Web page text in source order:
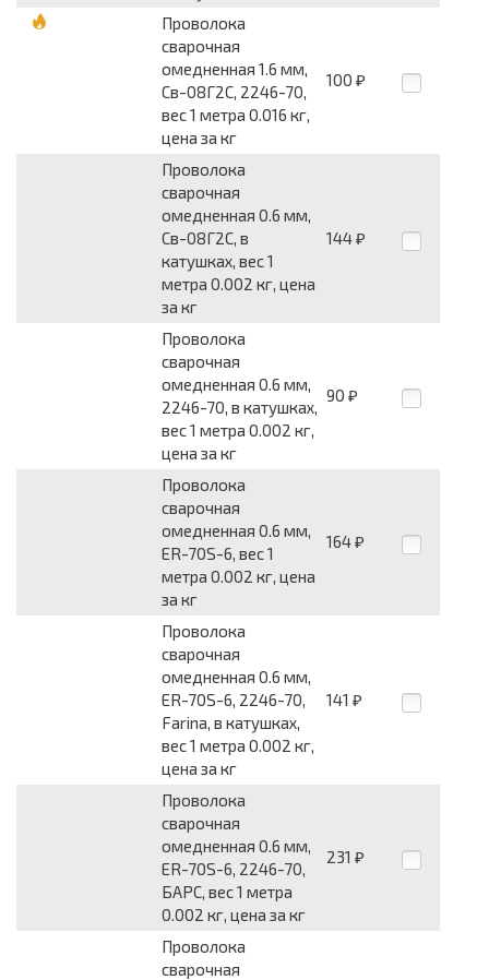
Проволока
сварочная
омедненная 1.6 мм,
Св-08Г2С, 2246-70,
вес 1 метра 0.016 кг,
цена за кг
100 ₽
Проволока
сварочная
омедненная 0.6 мм,
Св-08Г2С, в
катушках, вес 1
метра 0.002 кг, цена
за кг
144 ₽
Проволока
сварочная
омедненная 0.6 мм,
2246-70, в катушках,
вес 1 метра 0.002 кг,
цена за кг
90 ₽
Проволока
сварочная
омедненная 0.6 мм,
ER-70S-6, вес 1
метра 0.002 кг, цена
за кг
164 ₽
Проволока
сварочная
омедненная 0.6 мм,
ER-70S-6, 2246-70,
Farina, в катушках,
вес 1 метра 0.002 кг,
цена за кг
141 ₽
Проволока
сварочная
омедненная 0.6 мм,
ER-70S-6, 2246-70,
БАРС, вес 1 метра
0.002 кг, цена за кг
231 ₽
Проволока
сварочная